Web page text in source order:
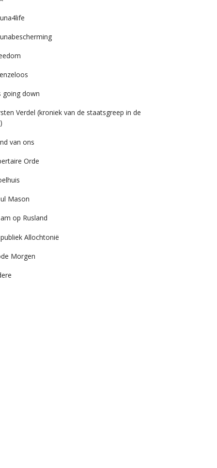
going down
Verdel (kroniek van de staatsgreep in de
van ons
Orde
Mason
op Rusland
Allochtonië
Morgen